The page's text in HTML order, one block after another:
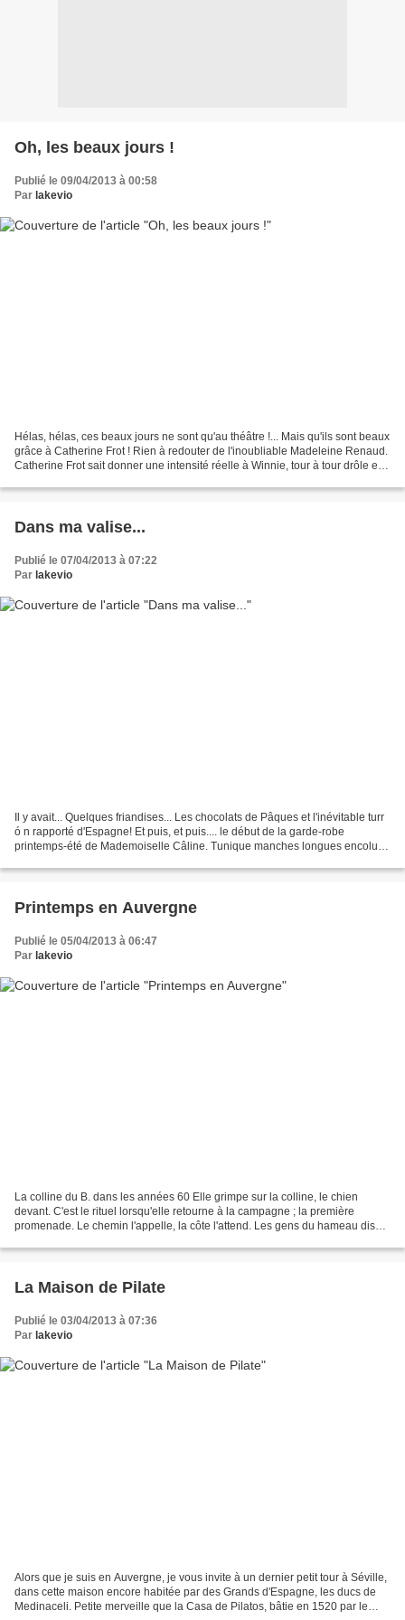
Oh, les beaux jours !
Publié le 09/04/2013 à 00:58
Par lakevio
Hélas, hélas, ces beaux jours ne sont qu'au théâtre !... Mais qu'ils sont beaux
grâce à Catherine Frot ! Rien à redouter de l'inoubliable Madeleine Renaud.
Catherine Frot sait donner une intensité réelle à Winnie, tour à tour drôle et
Dans ma valise...
Publié le 07/04/2013 à 07:22
Par lakevio
Il y avait... Quelques friandises... Les chocolats de Pâques et l'inévitable turr
ó n rapporté d'Espagne! Et puis, et puis.... le début de la garde-robe
printemps-été de Mademoiselle Câline. Tunique manches longues encolure
Printemps en Auvergne
Publié le 05/04/2013 à 06:47
Par lakevio
La colline du B. dans les années 60 Elle grimpe sur la colline, le chien
devant. C'est le rituel lorsqu'elle retourne à la campagne ; la première
promenade. Le chemin l'appelle, la côte l'attend. Les gens du hameau disent
La Maison de Pilate
Publié le 03/04/2013 à 07:36
Par lakevio
Alors que je suis en Auvergne, je vous invite à un dernier petit tour à Séville,
dans cette maison encore habitée par des Grands d'Espagne, les ducs de
Medinaceli. Petite merveille que la Casa de Pilatos, bâtie en 1520 par le